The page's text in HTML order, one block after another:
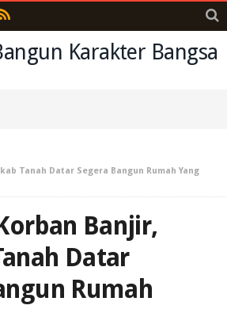
Tanah Datar Segera Bangun Rumah Yang
Banjir,
Datar
Rumah